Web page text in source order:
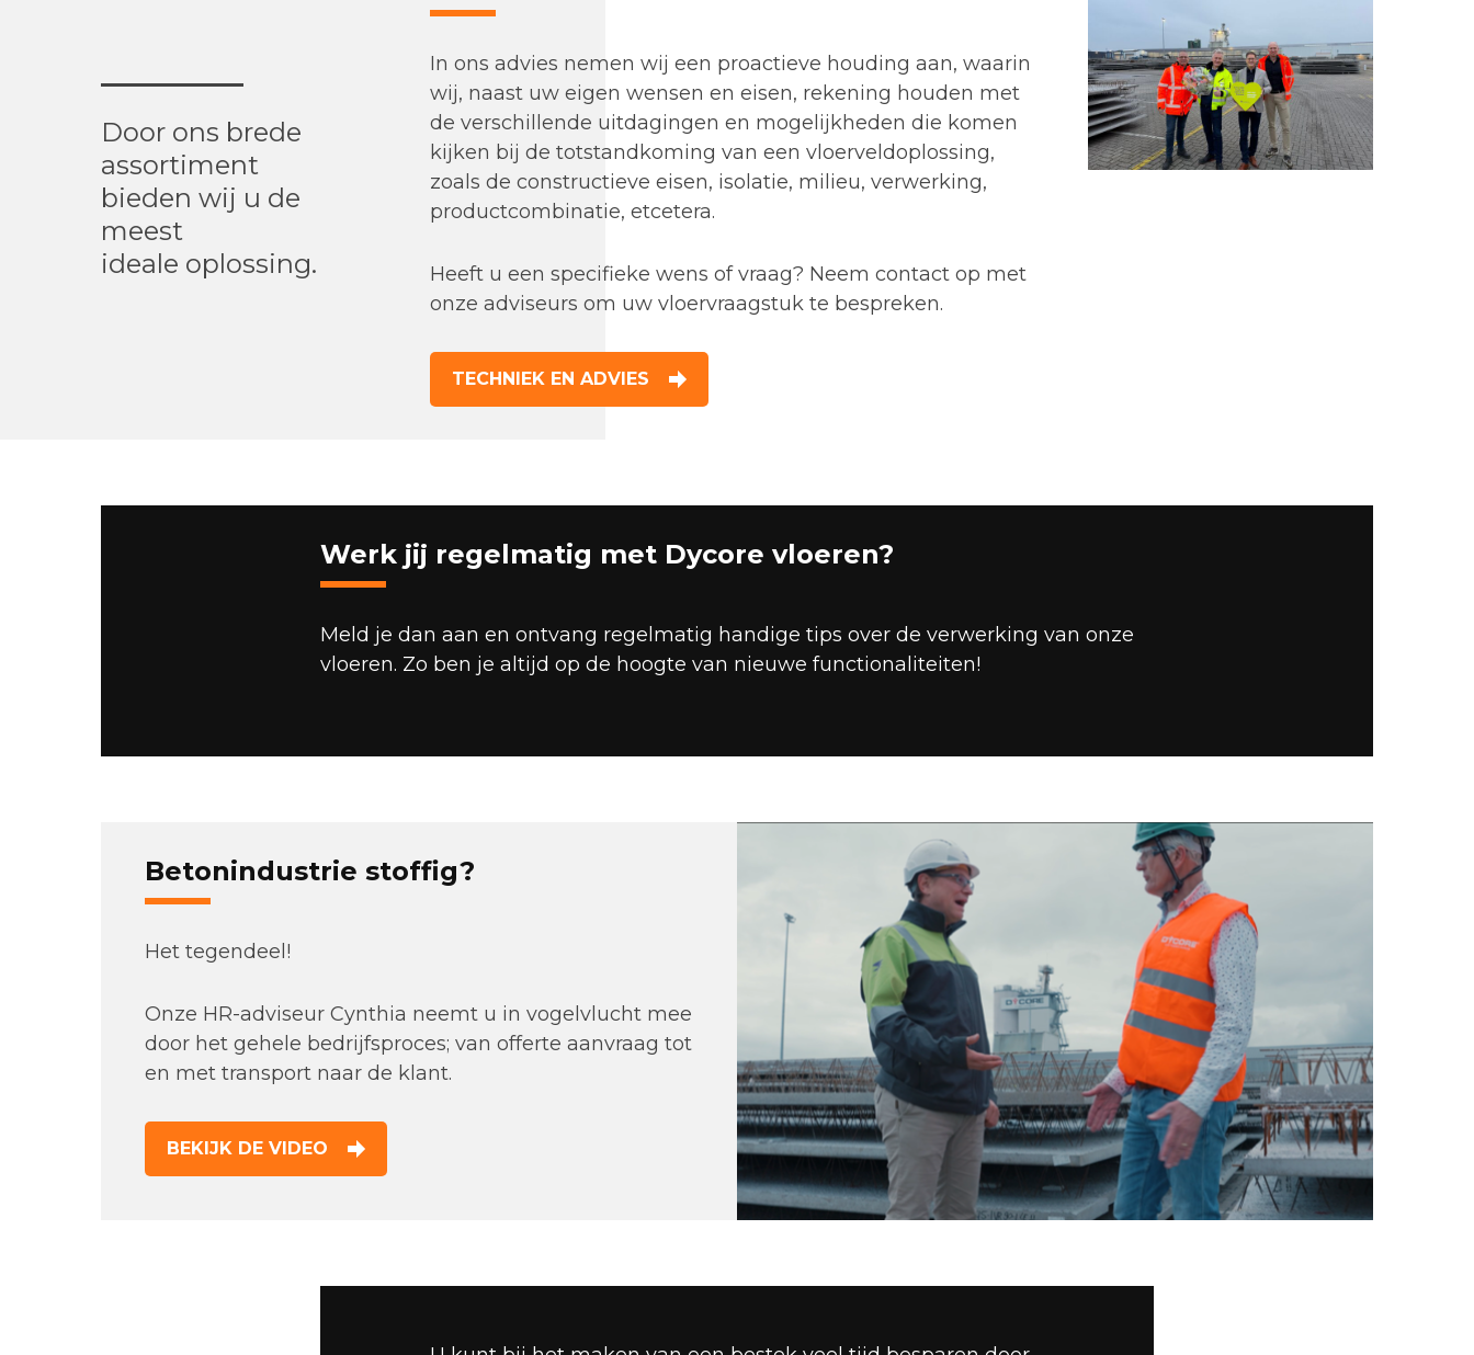
In ons advies nemen wij een proactieve houding aan, waarin
wij, naast uw eigen wensen en eisen, rekening houden met
de verschillende uitdagingen en mogelijkheden die komen
kijken bij de totstandkoming van een vloerveldoplossing,
zoals de constructieve eisen, isolatie, milieu, verwerking,
productcombinatie, etcetera.
Heeft u een specifieke wens of vraag? Neem contact op met
onze adviseurs om uw vloervraagstuk te bespreken.
TECHNIEK EN ADVIES
Door ons brede
assortiment
bieden wij u de
meest
ideale oplossing.
Werk jij regelmatig met Dycore vloeren?
Meld je dan aan en ontvang regelmatig handige tips over de verwerking van onze
vloeren. Zo ben je altijd op de hoogte van nieuwe functionaliteiten!
Betonindustrie stoffig?
Het tegendeel!
Onze HR-adviseur Cynthia neemt u in vogelvlucht mee
door het gehele bedrijfsproces; van offerte aanvraag tot
en met transport naar de klant.
BEKIJK DE VIDEO